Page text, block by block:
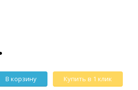
В корзину Купить в 1 клик